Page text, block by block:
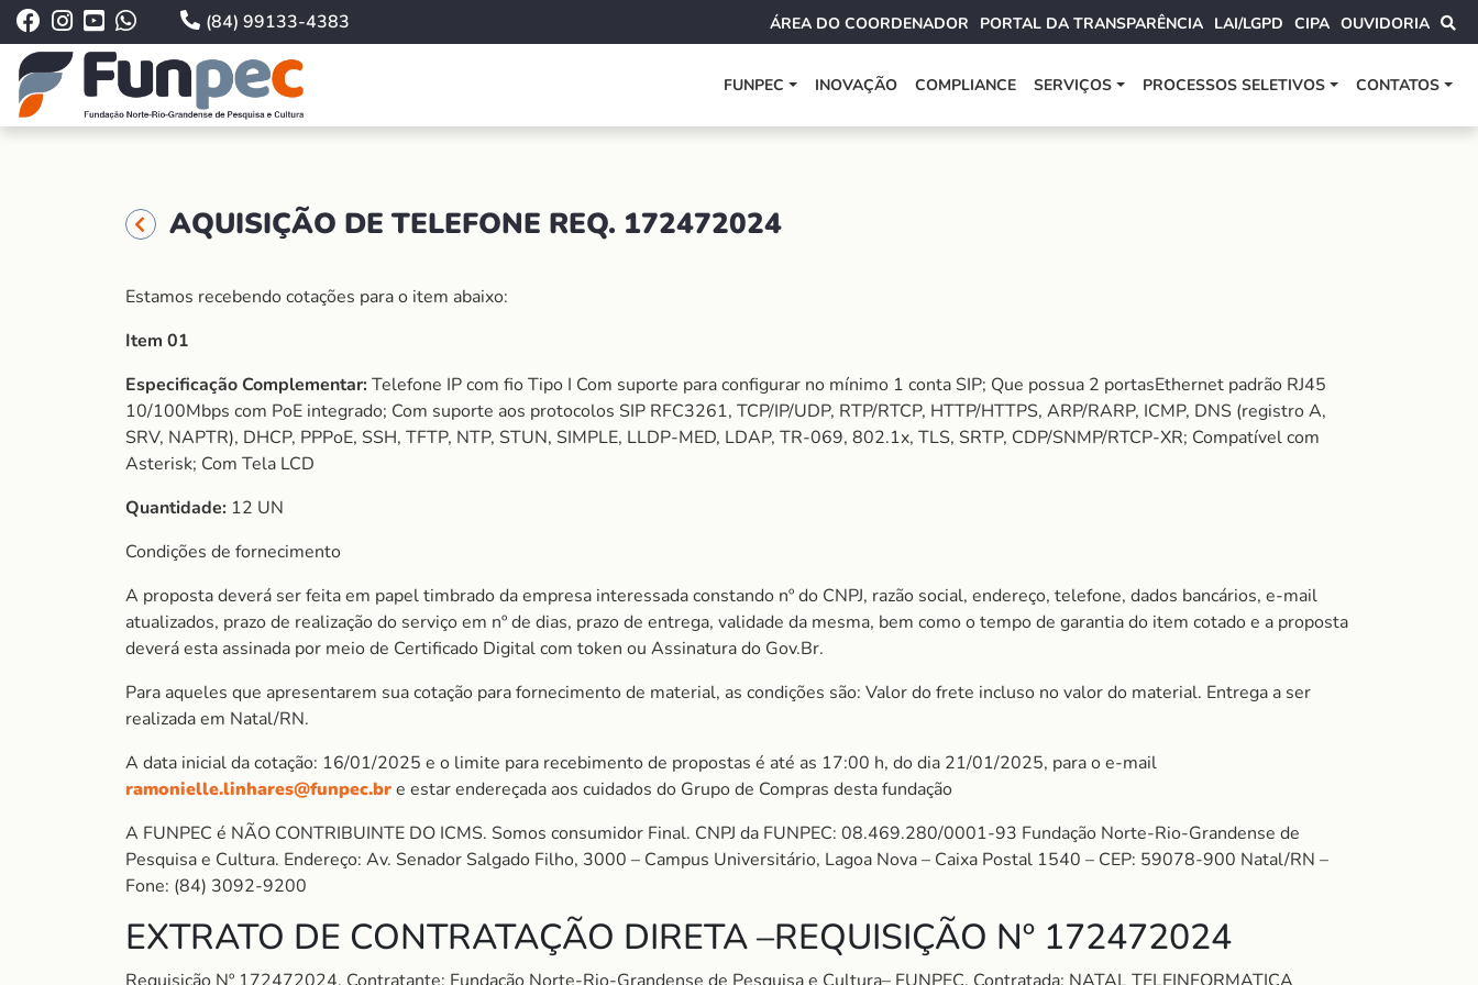
(84) 99133-4383 ÁREA DO COORDENADOR PORTAL DA TRANSPARÊNCIA LAI/LGPD CIPA OUVIDORIA
FUNPEC INOVAÇÃO COMPLIANCE SERVIÇOS PROCESSOS SELETIVOS CONTATOS
AQUISIÇÃO DE TELEFONE REQ. 172472024
Estamos recebendo cotações para o item abaixo:
Item 01
Especificação Complementar:Telefone IP com fio Tipo I Com suporte para configurar no mínimo 1 conta SIP; Que possua 2 portasEthernet padrão RJ45
10/100Mbps com PoE integrado; Com suporte aos protocolos SIP RFC3261, TCP/IP/UDP, RTP/RTCP, HTTP/HTTPS, ARP/RARP, ICMP, DNS (registro A,
SRV, NAPTR), DHCP, PPPoE, SSH, TFTP, NTP, STUN, SIMPLE, LLDP-MED, LDAP, TR-069, 802.1x, TLS, SRTP, CDP/SNMP/RTCP-XR; Compatível com
Asterisk; Com Tela LCD
Quantidade: 12 UN
Condições de fornecimento
A proposta deverá ser feita em papel timbrado da empresa interessada constando nº do CNPJ, razão social, endereço, telefone, dados bancários, e-mail
atualizados, prazo de realização do serviço em nº de dias, prazo de entrega, validade da mesma, bem como o tempo de garantia do item cotado e a proposta
deverá esta assinada por meio de Certificado Digital com token ou Assinatura do Gov.Br.
Para aqueles que apresentarem sua cotação para fornecimento de material, as condições são: Valor do frete incluso no valor do material. Entrega a ser
realizada em Natal/RN.
A data inicial da cotação: 16/01/2025 e o limite para recebimento de propostas é até as 17:00 h, do dia 21/01/2025, para o e-mail
ramonielle.linhares@funpec.bre estar endereçada aos cuidados do Grupo de Compras desta fundação
A FUNPEC é NÃO CONTRIBUINTE DO ICMS. Somos consumidor Final. CNPJ da FUNPEC: 08.469.280/0001-93 Fundação Norte-Rio-Grandense de
Pesquisa e Cultura. Endereço: Av. Senador Salgado Filho, 3000 – Campus Universitário, Lagoa Nova – Caixa Postal 1540 – CEP: 59078-900 Natal/RN –
Fone: (84) 3092-9200
EXTRATO DE CONTRATAÇÃO DIRETA –REQUISIÇÃO Nº 172472024